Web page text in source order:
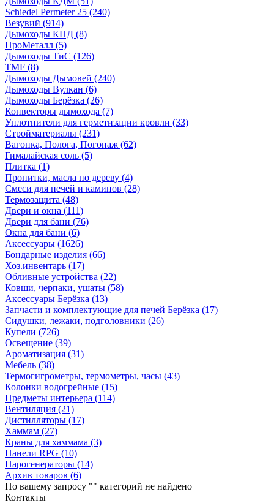
Schiedel Permeter 25 (240)
Везувий (914)
Дымоходы КПД (8)
ПроМеталл (5)
Дымоходы ТиС (126)
TMF (8)
Дымоходы Дымовей (240)
Дымоходы Вулкан (6)
Дымоходы Берёзка (26)
Конвекторы дымохода (7)
Уплотнители для герметизации кровли (33)
Стройматериалы (231)
Вагонка, Полога, Погонаж (62)
Гималайская соль (5)
Плитка (1)
Пропитки, масла по дереву (4)
Смеси для печей и каминов (28)
Термозащита (48)
Двери и окна (111)
Двери для бани (76)
Окна для бани (6)
Аксессуары (1626)
Бондарные изделия (66)
Хоз.инвентарь (17)
Обливные устройства (22)
Ковши, черпаки, ушаты (58)
Аксессуары Берёзка (13)
Запчасти и комплектующие для печей Берёзка (17)
Сидушки, лежаки, подголовники (26)
Купели (726)
Освещение (39)
Ароматизация (31)
Мебель (38)
Термогигрометры, термометры, часы (43)
Колонки водогрейные (15)
Предметы интерьера (114)
Вентиляция (21)
Дистилляторы (17)
Хаммам (27)
Краны для хаммама (3)
Панели RPG (10)
Парогенераторы (14)
Архив товаров (6)
По вашему запросу "" категорий не найдено
Контакты